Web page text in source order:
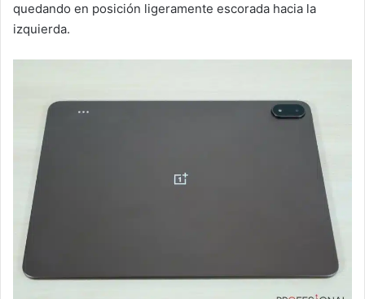
quedando en posición ligeramente escorada hacia la
izquierda.